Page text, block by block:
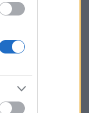
har
SM i